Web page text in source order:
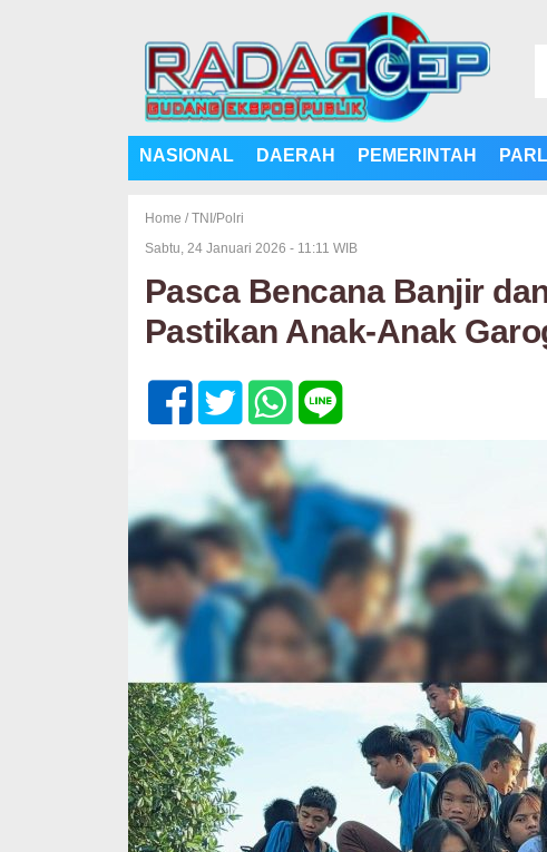
NASIONAL DAERAH PEMERINTAH
Home / TNI/Polri
Sabtu, 24 Januari 2026 - 11:11 WIB
Pasca Bencana Banjir
Pastikan Anak-Anak